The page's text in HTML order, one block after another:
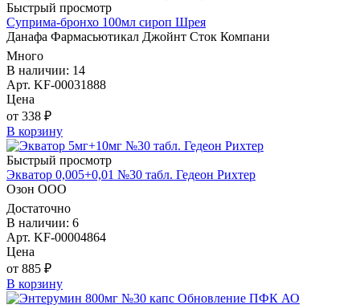
Быстрый просмотр
Суприма-бронхо 100мл сироп Шрея
Данафа Фармасьютикал Джойнт Сток Компани
Много
В наличии: 14
Арт. KF-00031888
Цена
от 338 ₽
В корзину
Быстрый просмотр
Экватор 0,005+0,01 №30 табл. Гедеон Рихтер
Озон ООО
Достаточно
В наличии: 6
Арт. KF-00004864
Цена
от 885 ₽
В корзину